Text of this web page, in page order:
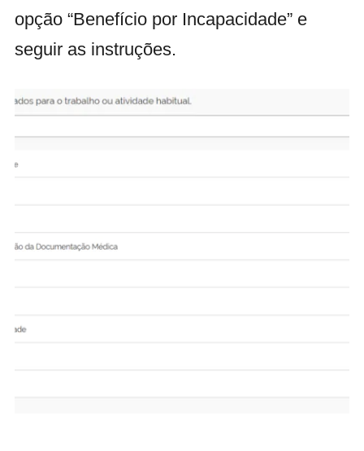
opção “Benefício por Incapacidade” e
seguir as instruções.